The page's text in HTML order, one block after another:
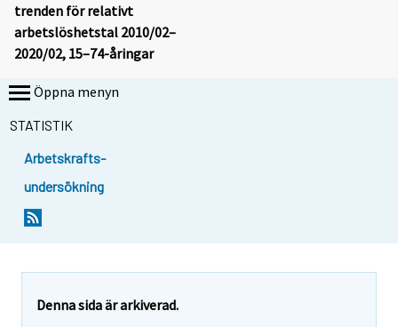
trenden för relativt
arbetslöshetstal 2010/02–
2020/02, 15–74-åringar
Öppna menyn
STATISTIK
Arbetskrafts-
undersökning
Denna sida är arkiverad.